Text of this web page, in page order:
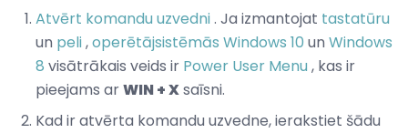
Atvērt komandu uzvedni. Ja izmantojat tastatūru
un peli,operētājsistēmās Windows 10 un Windows
8 visātrākais veids ir Power User Menu, kas ir
pieejams arWIN + Xsaīsni.
Kad ir atvērta komandu uzvedne, ierakstiet šādu